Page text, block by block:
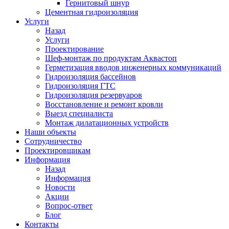
Гернитовый шнур
Цементная гидроизоляция
Услуги
Назад
Услуги
Проектирование
Шеф-монтаж по продуктам Аквастоп
Герметизация вводов инженерных коммуникаций
Гидроизоляция бассейнов
Гидроизоляция ГТС
Гидроизоляция резервуаров
Восстановление и ремонт кровли
Выезд специалиста
Монтаж дилатационных устройств
Наши объекты
Сотрудничество
Проектировщикам
Информация
Назад
Информация
Новости
Акции
Вопрос-ответ
Блог
Контакты